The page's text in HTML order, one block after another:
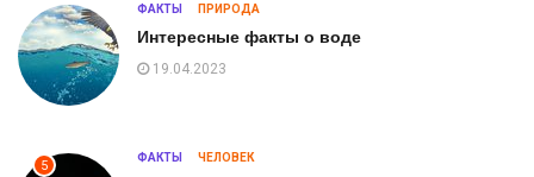
ФАКТЫ ПРИРОДА
Интересные факты о воде
19.04.2023
5
ФАКТЫ ЧЕЛОВЕК